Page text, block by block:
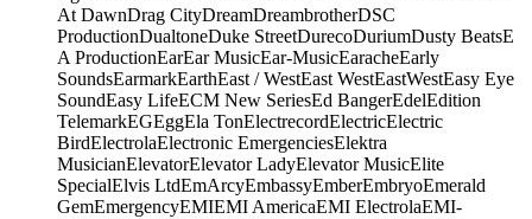
At DawnDrag CityDreamDreambrotherDSC
ProductionDualtoneDuke StreetDurecoDuriumDusty BeatsE
A ProductionEarEar MusicEar-MusicEaracheEarly
SoundsEarmarkEarthEast / WestEast WestEastWestEasy Eye
SoundEasy LifeECM New SeriesEd BangerEdelEdition
TelemarkEGEggEla TonElectrecordElectricElectric
BirdElectrolaElectronic EmergenciesElektra
MusicianElevatorElevator LadyElevator MusicElite
SpecialElvis LtdEmArcyEmbassyEmberEmbryoEmerald
GemEmergencyEMIEMI AmericaEMI ElectrolaEMI-